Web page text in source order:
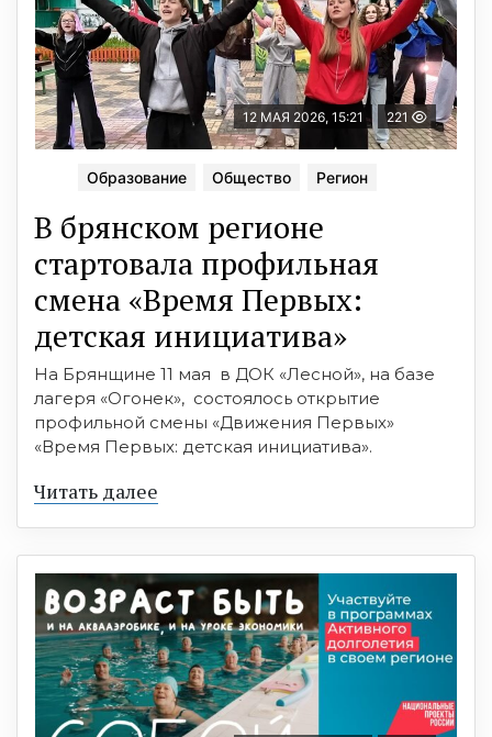
12 МАЯ 2026, 15:21 221
Образование Общество Регион
В брянском регионе
стартовала профильная
смена «Время Первых:
детская инициатива»
На Брянщине 11 мая в ДОК «Лесной», на базе
лагеря «Огонек», состоялось открытие
профильной смены «Движения Первых»
«Время Первых: детская инициатива».
Читать далее